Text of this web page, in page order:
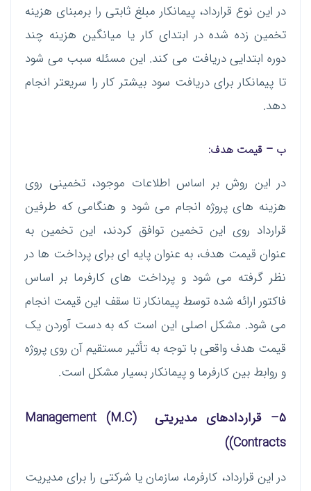
در این نوع قرارداد، پیمانکار مبلغ ثابتی را برمبنای هزینه
تخمین زده شده در ابتدای کار یا میانگین هزینه چند
دوره ابتدایی دریافت می کند. این مسئله سبب می شود
تا پیمانکار برای دریافت سود بیشتر کار را سریعتر انجام
دهد.
ب – قیمت هدف:
در این روش بر اساس اطلاعات موجود، تخمینی روی
هزینه های پروژه انجام می شود و هنگامی که طرفین
قرارداد روی این تخمین توافق کردند، این تخمین به
عنوان قیمت هدف، به عنوان پایه ای برای پرداخت ها در
نظر گرفته می شود و پرداخت های کارفرما بر اساس
فاکتور ارائه شده توسط پیمانکار تا سقف این قیمت انجام
می شود. مشکل اصلی این است که به دست آوردن یک
قیمت هدف واقعی با توجه به تأثیر مستقیم آن روی پروژه
و روابط بین کارفرما و پیمانکار بسیار مشکل است.
۵–قراردادهای مدیریتی
(M.C) Management
Contracts))
در این قرارداد، کارفرما، سازمان یا شرکتی را برای مدیریت